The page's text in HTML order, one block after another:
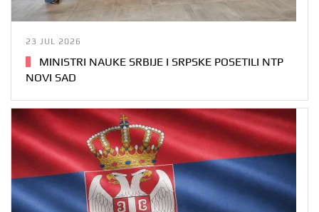
23 JUL 2026
MINISTRI NAUKE SRBIJE I SRPSKE POSETILI NTP
NOVI SAD